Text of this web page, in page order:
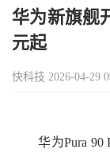
华为新旗舰
元起
快科技 2026-04-29
华为Pura 90